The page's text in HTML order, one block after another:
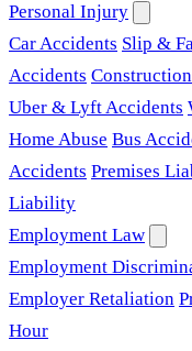
Personal Injury
Car Accidents Slip &
Accidents
Uber & Lyft Accidents
Home Abuse Bus
Accidents Premises
Liability
Employment Law
Employment
Employer Retaliation
Hour